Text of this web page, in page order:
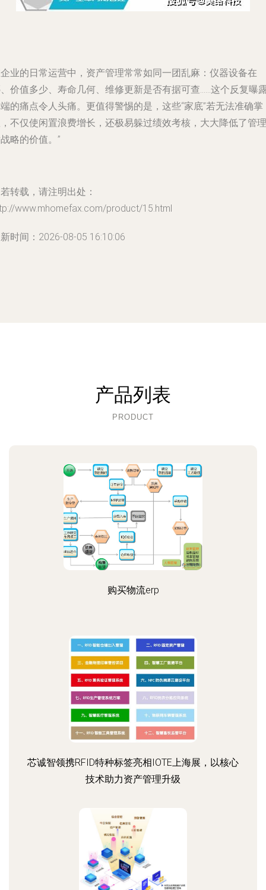
业的日常运营中，资产管理常常如同一团乱麻：仪器设备在
价值多少、寿命几何、维修更新是否有据可查……这个反复曝
的痛点令人头痛。更值得警惕的是，这些“家底”若无法准确掌
不仅使闲置浪费增长，还极易躲过绩效考核，大大降低了管理
略的价值。”
转载，请注明出处：
www.mhomefax.com/product/15.html
时间：2026-08-05 16:10:06
产品列表
PRODUCT
购买物流erp
芯诚智领携RFID特种标签亮相IOTE上海展，以核心
技术助力资产管理升级